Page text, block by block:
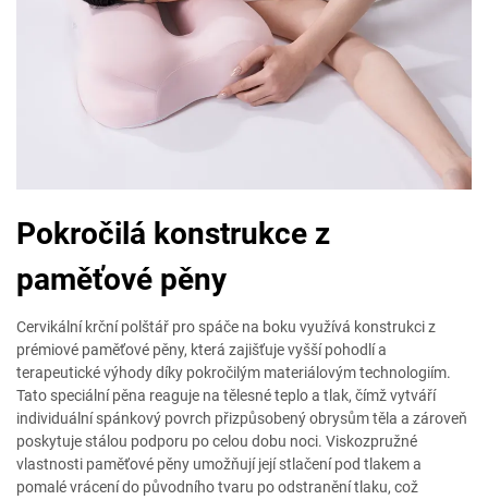
Pokročilá konstrukce z
paměťové pěny
Cervikální krční polštář pro spáče na boku využívá konstrukci z
prémiové paměťové pěny, která zajišťuje vyšší pohodlí a
terapeutické výhody díky pokročilým materiálovým technologiím.
Tato speciální pěna reaguje na tělesné teplo a tlak, čímž vytváří
individuální spánkový povrch přizpůsobený obrysům těla a zároveň
poskytuje stálou podporu po celou dobu noci. Viskozpružné
vlastnosti paměťové pěny umožňují její stlačení pod tlakem a
pomalé vrácení do původního tvaru po odstranění tlaku, což